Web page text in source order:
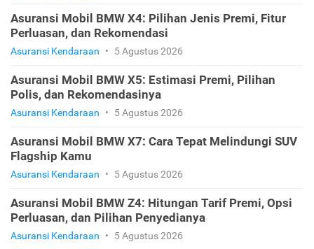
Asuransi Mobil BMW X4: Pilihan Jenis Premi, Fitur
Perluasan, dan Rekomendasi
Asuransi Kendaraan • 5 Agustus 2026
Asuransi Mobil BMW X5: Estimasi Premi, Pilihan
Polis, dan Rekomendasinya
Asuransi Kendaraan • 5 Agustus 2026
Asuransi Mobil BMW X7: Cara Tepat Melindungi SUV
Flagship Kamu
Asuransi Kendaraan • 5 Agustus 2026
Asuransi Mobil BMW Z4: Hitungan Tarif Premi, Opsi
Perluasan, dan Pilihan Penyedianya
Asuransi Kendaraan • 5 Agustus 2026